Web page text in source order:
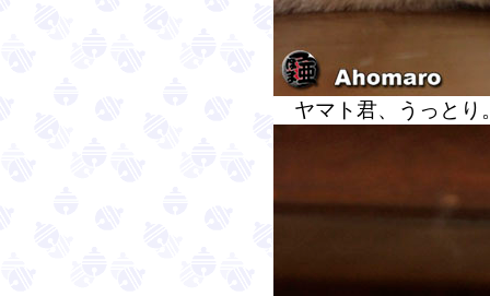
ヤマト君、うっとり